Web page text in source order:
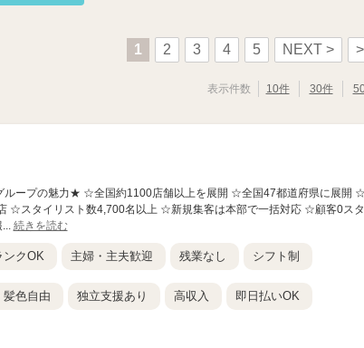
1 2 3 4 5 NEXT >
表示件数 10件 30件
ループの魅力★ ☆全国約1100店舗以上を展開 ☆全国47都道府県に展開
☆スタイリスト数4,700名以上 ☆新規集客は本部で一括対応 ☆顧客0スタ
続きを読む
ンクOK 主婦・主夫歓迎 残業なし シフト制
髪色自由 独立支援あり 高収入 即日払いOK